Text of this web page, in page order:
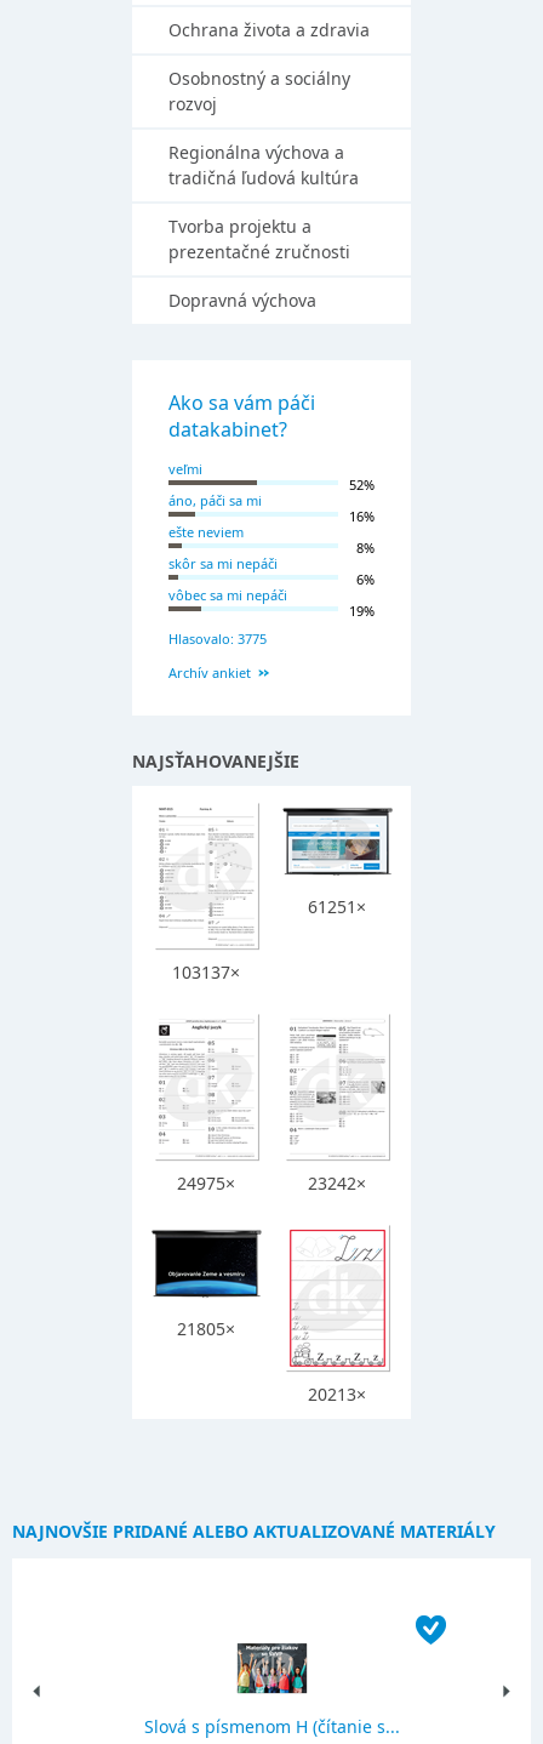
Ochrana života a zdravia
Osobnostný a sociálny
rozvoj
Regionálna výchova a
tradičná ľudová kultúra
Tvorba projektu a
prezentačné zručnosti
Dopravná výchova
Ako sa vám páči
datakabinet?
veľmi
52%
áno, páči sa mi
16%
ešte neviem
8%
skôr sa mi nepáči
6%
vôbec sa mi nepáči
19%
Hlasovalo: 3775
Archív ankiet
NAJSŤAHOVANEJŠIE
103137×
61251×
24975× 23242×
21805×
20213×
NAJNOVŠIE PRIDANÉ ALEBO AKTUALIZOVANÉ MATERIÁLY
Slová s písmenom H (čítanie s...